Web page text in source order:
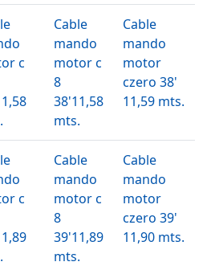
c
Cable
mando
motor c
8
38'11,58
mts.
Cable
mando
motor
czero 38'
11,59 mts.
c
Cable
mando
motor c
8
39'11,89
mts.
Cable
mando
motor
czero 39'
11,90 mts.